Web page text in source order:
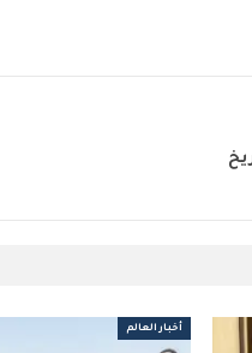
أخبار العالم